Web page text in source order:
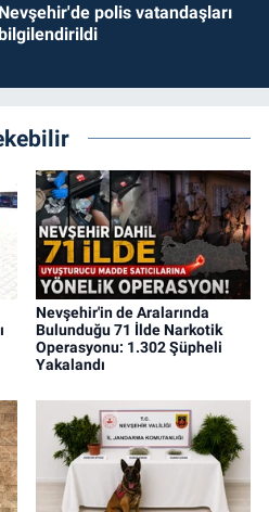
Nevşehir'de polis vatandaşları
Nevşehir'in de Aralarında
Bulunduğu 71 İlde Narkotik
Operasyonu: 1.302 Şüpheli
Yakalandı